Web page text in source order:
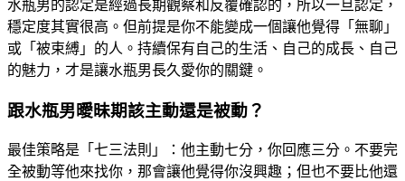
水瓶男的認定是經過長期觀察和反覆確認的，所以一旦認定，
穩定度其實很高。但前提是你不能變成一個讓他覺得「無聊」
或「被束縛」的人。持續保有自己的生活、自己的成長、自己
的魅力，才是讓水瓶男長久愛你的關鍵。
跟水瓶男曖昧期該主動還是被動？
最佳策略是「七三法則」：他主動七分，你回應三分。不要完
全被動等他來找你，那會讓他覺得你沒興趣；但也不要比他還